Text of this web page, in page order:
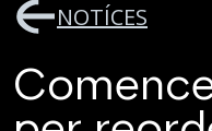
NOTÍCES